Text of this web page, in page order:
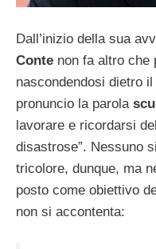
Dall’inizio della sua
Conte non fa altro che
nascondendosi dietro
pronuncio la parola
lavorare e ricordarsi
disastrose”. Nessuno
tricolore, dunque, ma
posto come obiettivo
non si accontenta: